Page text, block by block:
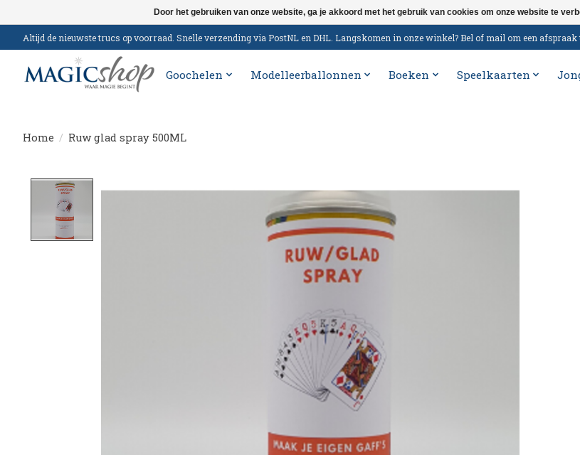
Altijd de nieuwste trucs op voorraad. Snelle verzending via PostNL en DHL. Langskomen in onze winkel? Bel of mail om een afspraak
Goochelen Modelleerballonnen Boeken Speelkaarten
Home / Ruw glad spray 500ML
Door het gebruiken van onze website, ga je akkoord met het gebruik van cookies om onze website te